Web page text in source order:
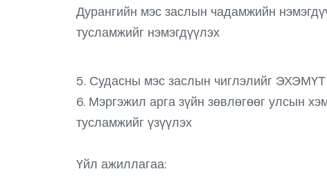
Дурангийн мэс заслын чадамжийн
тусламжийг нэмэгдүүлэх
5. Судасны мэс заслын чиглэлийг ЭХЭМҮТ
6. Мэргэжил арга зүйн зөвлөгөөг улсын
тусламжийг үзүүлэх
Үйл ажиллагаа: